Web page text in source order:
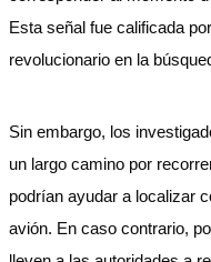
Esta señal fue calificada
revolucionario en la
Sin embargo, los
un largo camino por
podrían ayudar a localizar
avión. En caso contrario,